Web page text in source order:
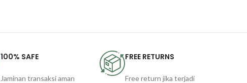
100% SAFE
Jaminan transaksi aman
FREE RETURNS
Free return jika terjadi